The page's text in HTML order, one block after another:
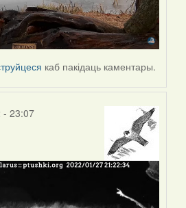
каб пакідаць каментары.
23:07